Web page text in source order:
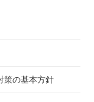
策の基本方針